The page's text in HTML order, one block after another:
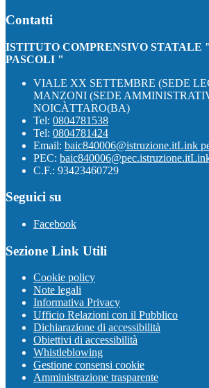
Contatti
ISTITUTO COMPRENSIVO STATALE
PASCOLI "
VIALE XX SETTEMBRE (SEDE
MANZONI (SEDE
NOICÀTTARO(BA)
Tel: 0804781538
Tel: 0804781424
Email: baic840006@istruzione.itLink
PEC: baic840006@pec.istruzione.it
C.F.: 93423460729
Seguici su
Facebook
Sezione Link Utili
Cookie policy
Note legali
Informativa Privacy
Ufficio Relazioni con il Pubblico
Dichiarazione di accessibilità
Obiettivi di accessibilità
Whistleblowing
Gestione consensi cookie
Amministrazione trasparente